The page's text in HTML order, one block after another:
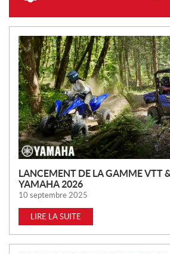
N
O
U
V
E
L
L
E
S
LANCEMENT DE LA GAMME VTT
YAMAHA 2026
10 septembre 2025
LIRE LA SUITE